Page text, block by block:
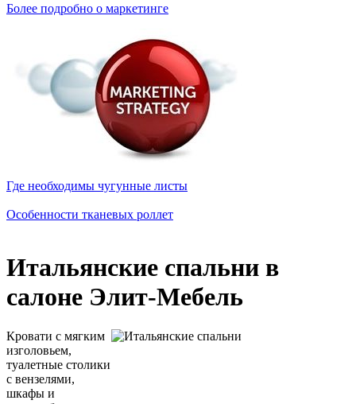
Более подробно о маркетинге
Где необходимы чугунные листы
Особенности тканевых роллет
Итальянские спальни в
салоне Элит-Мебель
Кровати с мягким
изголовьем,
туалетные столики
с вензелями,
шкафы и